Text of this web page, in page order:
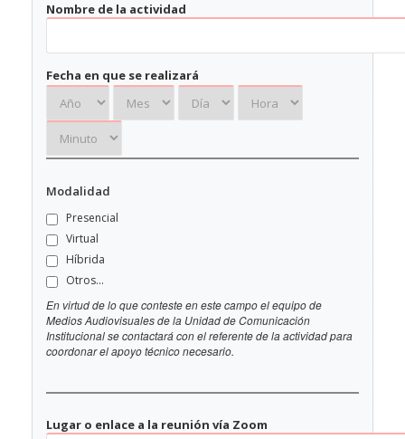
Nombre de la actividad
Fecha en que se realizará
Fecha
en
que
se
Año
Fecha
en
se
Mes
Fecha
en
se
Día
Fecha
en
se
Hora
Fecha
en
se
Minuto
Modalidad
Presencial
Virtual
Híbrida
Otros...
En virtud de lo que conteste en este campo el equipo de
Medios Audiovisuales de la Unidad de Comunicación
Institucional se contactará con el referente de la actividad para
coordonar el apoyo técnico necesario.
Lugar o enlace a la reunión vía Zoom